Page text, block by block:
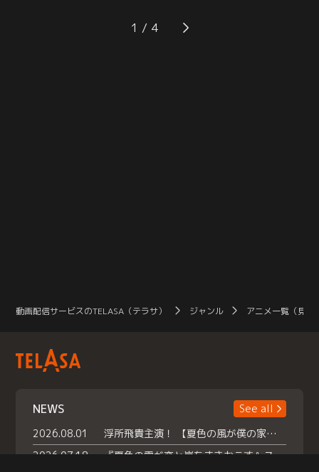
教えてもらった秘策をもって、全力
は、その日の放課後練習で、巻島と
マンツーマンの個人練習を言い渡さ
1
動画配信サービスのTELASA（テラサ） ジャンル アニメ一覧（見放
NEWS
See all
2026.08.01
浮所飛貴主演！ 【夏色の風が僕の家にやってきた】 本日よりテラサで独占配信スタート！
2026.07.18
『夏色の雲が恋と嵐をまきおこす』スペシャルメイキング 【Part1】2026年７月18日（土）23時30分～配信スタート！話題のシーンの裏側を大公開！豪華キャスト大集合！ 『武宮家 真夏の家族会議』開催！